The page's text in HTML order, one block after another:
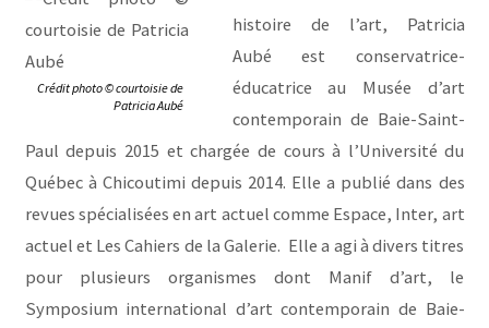
Crédit photo © courtoisie de
Patricia Aubé
histoire de l’art, Patricia
Aubé est conservatrice-
éducatrice au Musée d’art
contemporain de Baie-Saint-
Paul depuis 2015 et chargée de cours à l’Université du
Québec à Chicoutimi depuis 2014. Elle a publié dans des
revues spécialisées en art actuel comme Espace, Inter, art
actuel et Les Cahiers de la Galerie. Elle a agi à divers titres
pour plusieurs organismes dont Manif d’art, le
Symposium international d’art contemporain de Baie-